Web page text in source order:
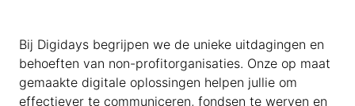
Bij Digidays begrijpen we de unieke uitdagingen en
behoeften van non-profitorganisaties. Onze op maat
gemaakte digitale oplossingen helpen jullie om
effectiever te communiceren, fondsen te werven en